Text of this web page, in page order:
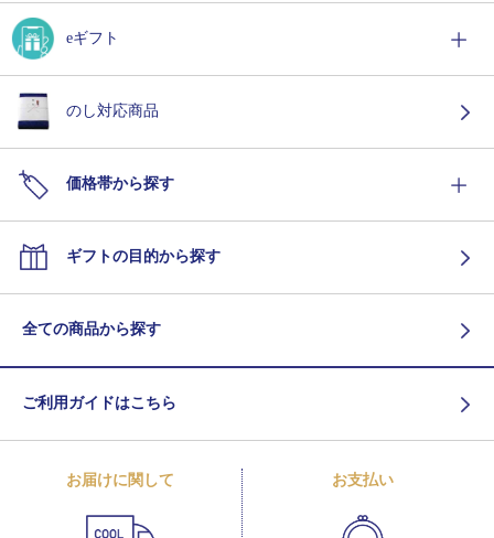
eギフト
のし対応商品
価格帯から探す
ギフトの目的から探す
全ての商品から探す
ご利用ガイドはこちら
お届けに関して お支払い